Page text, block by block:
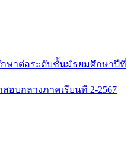
ษาต่อระดับชั้นมัธยมศึกษาปีที่
อบกลางภาคเรียนที 2-2567